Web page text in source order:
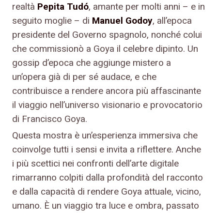
realtà Pepita Tudó, amante per molti anni – e in
seguito moglie – di Manuel Godoy, all’epoca
presidente del Governo spagnolo, nonché colui
che commissionò a Goya il celebre dipinto. Un
gossip d’epoca che aggiunge mistero a
un’opera già di per sé audace, e che
contribuisce a rendere ancora più affascinante
il viaggio nell’universo visionario e provocatorio
di Francisco Goya.
Questa mostra è un’esperienza immersiva che
coinvolge tutti i sensi e invita a riflettere. Anche
i più scettici nei confronti dell’arte digitale
rimarranno colpiti dalla profondità del racconto
e dalla capacità di rendere Goya attuale, vicino,
umano. È un viaggio tra luce e ombra, passato